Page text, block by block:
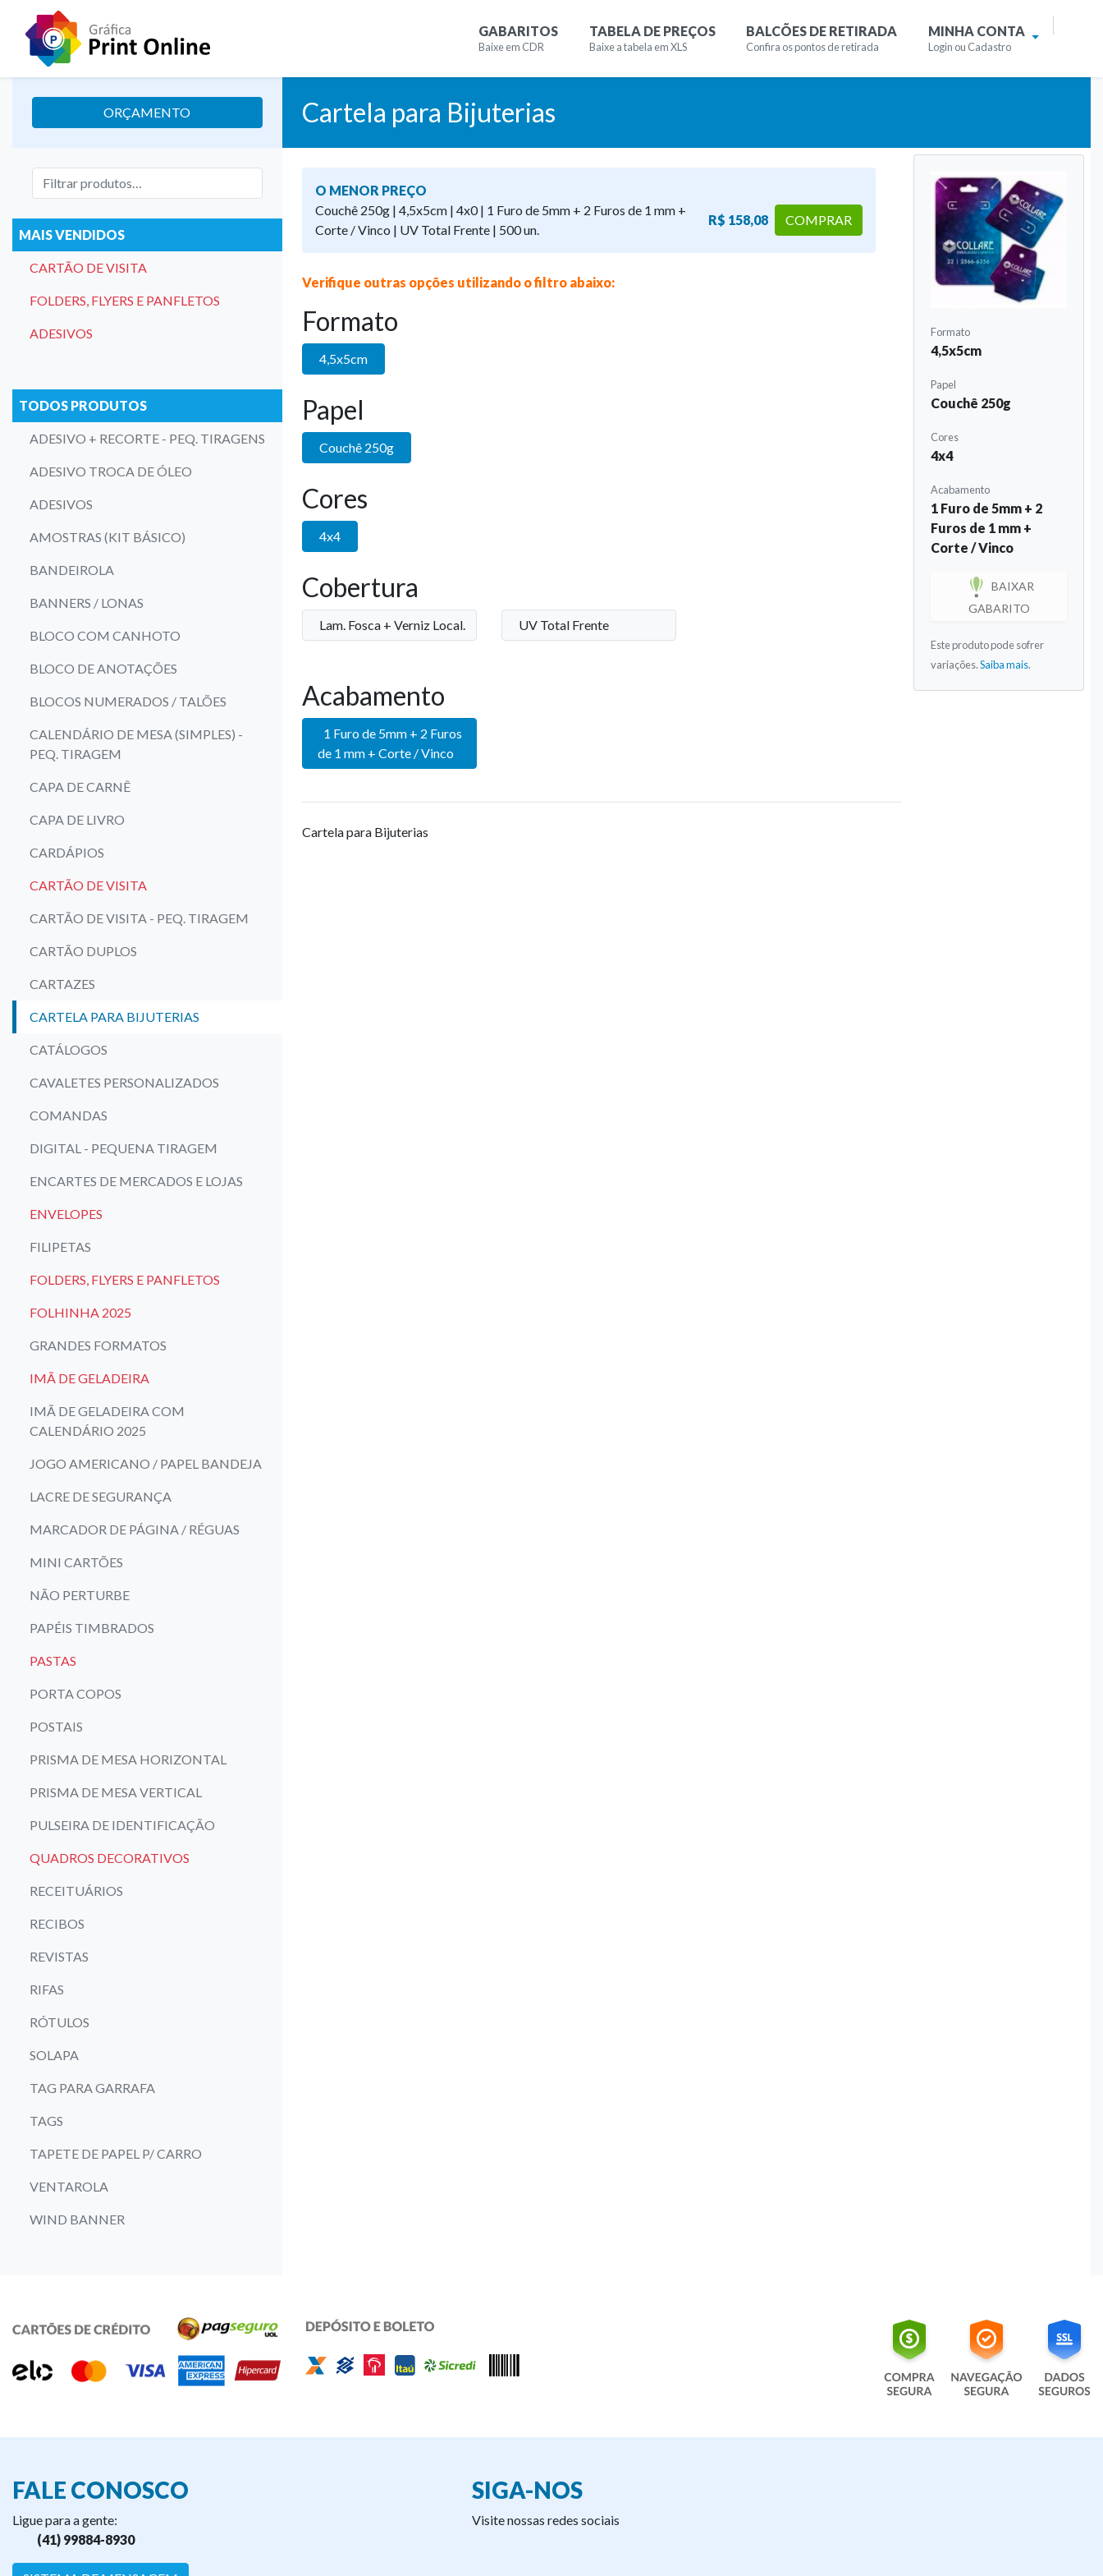
GABARITOS
Baixe em CDR
TABELA DE PREÇOS
Baixe a tabela em XLS
BALCÕES DE RETIRADA
Confira os pontos de retirada
MINHA CONTA
Login ou Cadastro
ORÇAMENTO
MAIS VENDIDOS
CARTÃO DE VISITA
FOLDERS, FLYERS E PANFLETOS
ADESIVOS
TODOS PRODUTOS
ADESIVO + RECORTE - PEQ. TIRAGENS
ADESIVO TROCA DE ÓLEO
ADESIVOS
AMOSTRAS (KIT BÁSICO)
BANDEIROLA
BANNERS / LONAS
BLOCO COM CANHOTO
BLOCO DE ANOTAÇÕES
BLOCOS NUMERADOS / TALÕES
CALENDÁRIO DE MESA (SIMPLES) -
PEQ. TIRAGEM
CAPA DE CARNÊ
CAPA DE LIVRO
CARDÁPIOS
CARTÃO DE VISITA
CARTÃO DE VISITA - PEQ. TIRAGEM
CARTÃO DUPLOS
CARTAZES
CARTELA PARA BIJUTERIAS
CATÁLOGOS
CAVALETES PERSONALIZADOS
COMANDAS
DIGITAL - PEQUENA TIRAGEM
ENCARTES DE MERCADOS E LOJAS
ENVELOPES
FILIPETAS
FOLDERS, FLYERS E PANFLETOS
FOLHINHA 2025
GRANDES FORMATOS
IMÃ DE GELADEIRA
IMÃ DE GELADEIRA COM
CALENDÁRIO 2025
JOGO AMERICANO / PAPEL BANDEJA
LACRE DE SEGURANÇA
MARCADOR DE PÁGINA / RÉGUAS
MINI CARTÕES
NÃO PERTURBE
PAPÉIS TIMBRADOS
PASTAS
PORTA COPOS
POSTAIS
PRISMA DE MESA HORIZONTAL
PRISMA DE MESA VERTICAL
PULSEIRA DE IDENTIFICAÇÃO
QUADROS DECORATIVOS
RECEITUÁRIOS
RECIBOS
REVISTAS
RIFAS
RÓTULOS
SOLAPA
TAG PARA GARRAFA
TAGS
TAPETE DE PAPEL P/ CARRO
VENTAROLA
WIND BANNER
Cartela para Bijuterias
O MENOR PREÇO
Couchê 250g | 4,5x5cm | 4x0 | 1 Furo de 5mm + 2 Furos de 1 mm +
Corte / Vinco | UV Total Frente | 500 un.
R$ 158,08 COMPRAR
Verifique outras opções utilizando o filtro abaixo:
Formato
4,5x5cm
Papel
Couchê 250g
Cores
4x4
Cobertura
Lam. Fosca + Verniz Local. UV Total Frente
Acabamento
1 Furo de 5mm + 2 Furos
de 1 mm + Corte / Vinco
Cartela para Bijuterias
Formato
4,5x5cm
Papel
Couchê 250g
Cores
4x4
Acabamento
1 Furo de 5mm + 2
Furos de 1 mm +
Corte / Vinco
BAIXAR
GABARITO
Este produto pode sofrer
variações.Saiba mais.
FALE CONOSCO
Ligue para a gente:
(41) 99884-8930
SIGA-NOS
Visite nossas redes sociais